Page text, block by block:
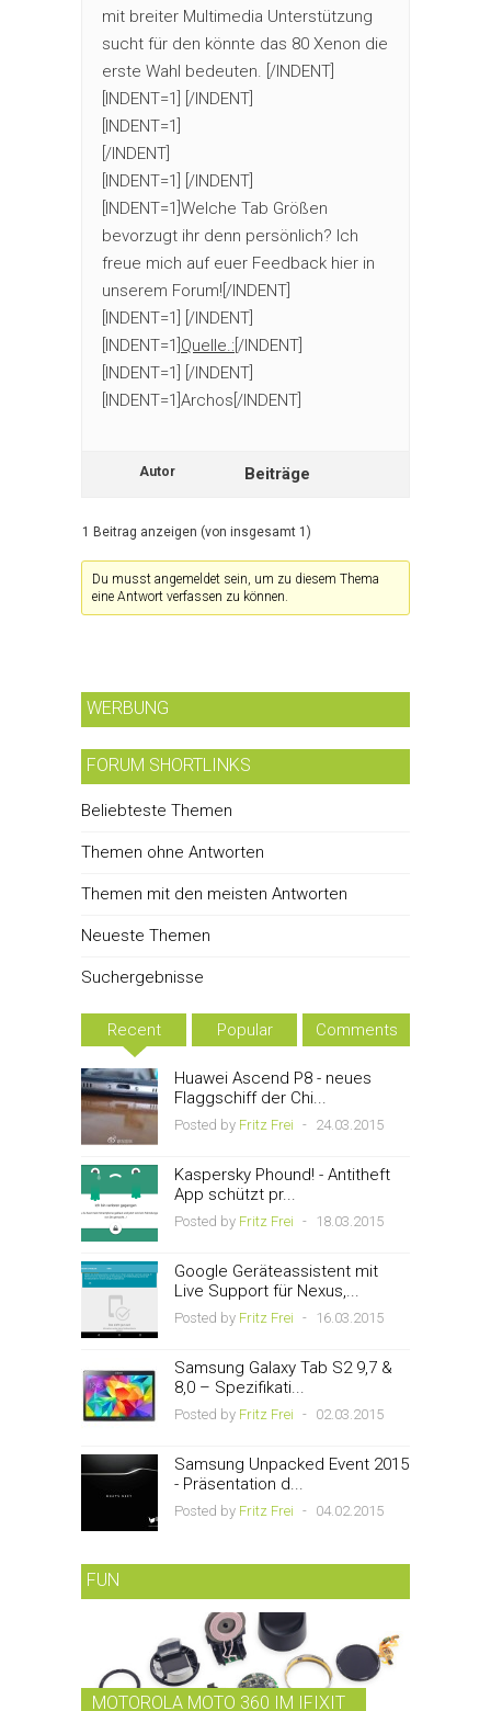
mit breiter Multimedia Unterstützung
sucht für den könnte das 80 Xenon die
erste Wahl bedeuten. [/INDENT]
[INDENT=1] [/INDENT]
[INDENT=1]
[/INDENT]
[INDENT=1] [/INDENT]
[INDENT=1]Welche Tab Größen
bevorzugt ihr denn persönlich? Ich
freue mich auf euer Feedback hier in
unserem Forum![/INDENT]
[INDENT=1] [/INDENT]
[INDENT=1] Quelle.: [/INDENT]
[INDENT=1] [/INDENT]
[INDENT=1]Archos[/INDENT]
Autor Beiträge
1 Beitrag anzeigen (von insgesamt 1)
Du musst angemeldet sein, um zu diesem Thema
eine Antwort verfassen zu können.
WERBUNG
FORUM SHORTLINKS
Beliebteste Themen
Themen ohne Antworten
Themen mit den meisten Antworten
Neueste Themen
Suchergebnisse
Recent Popular Comments
Huawei Ascend P8 - neues
Flaggschiff der Chi...
Posted by Fritz Frei - 24.03.2015
Kaspersky Phound! - Antitheft
App schützt pr...
Posted by Fritz Frei - 18.03.2015
Google Geräteassistent mit
Live Support für Nexus,...
Posted by Fritz Frei - 16.03.2015
Samsung Galaxy Tab S2 9,7 &
8,0 – Spezifikati...
Posted by Fritz Frei - 02.03.2015
Samsung Unpacked Event 2015
- Präsentation d...
Posted by Fritz Frei - 04.02.2015
FUN
MOTOROLA MOTO 360 IM IFIXIT